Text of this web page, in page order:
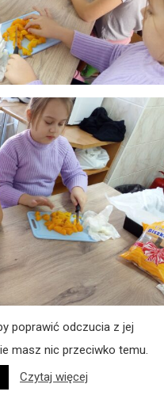
poprawić odczucia z jej
masz nic przeciwko temu.
Czytaj więcej